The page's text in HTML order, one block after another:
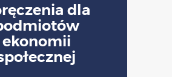
dla
ekonomii